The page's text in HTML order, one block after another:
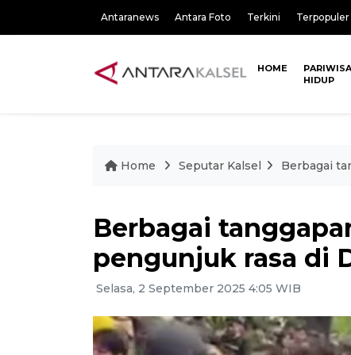
Antaranews Antara Foto Terkini Terpopuler
HOME
HIDUP
Home Seputar Kalsel Berbagai
Berbagai
pengunjuk rasa di
Selasa, 2 September 2025 4:05 WIB